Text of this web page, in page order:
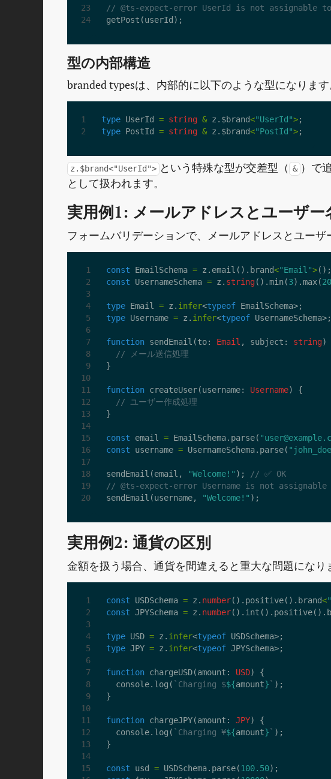
24
getPost (userId );
型の内部構造
branded typesは、内部的に以下のような型になります
1
type UserId = string & z . $brand<"UserId">;
type PostId = string & z . $brand<"PostId">;
z.$brand<"UserId"> という特殊な型が交差型（ & ）で
として扱われます。
実用例1: メールアドレスとユーザー
フォームバリデーションで、メールアドレスとユーザ
4
6
7
8
9
10
14
16
17
18
19
20
const EmailSchema = z . email (). brand<"Email">();
const
UsernameSchema = z . string().min(3).max(20
type Email = z . infer<typeof EmailSchema>;
type Username = z . infer<typeof UsernameSchema>;
function sendEmail (to: Email , subject : string)
}
function createUser(username: Username)
{
}
const email = EmailSchema. parse( "
const
username = UsernameSchema. parse(
sendEmail (email , "Welcome!" );
sendEmail (username, "Welcome!" );
実用例2: 通貨の区別
金額を扱う場合、通貨を間違えると重大な問題になり
1
4
6
7
8
9
10
11
14
const USDSchema = z . number(). positive(). brand<
const JPYSchema = z . number(). int (). positive().
type USD = z . infer<typeof USDSchema>;
type JPY = z . infer<typeof JPYSchema>;
function chargeUSD(amount : USD)
{
console. log ( `Charging $${amount} ` );
}
function chargeJPY(amount : JPY)
{
console. log ( `Charging ¥${amount} ` );
}
const usd = USDSchema. parse(100.50);